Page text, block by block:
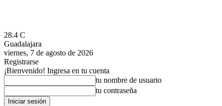
28.4 C
Guadalajara
viernes, 7 de agosto de 2026
Registrarse
¡Bienvenido! Ingresa en tu cuenta
tu nombre de usuario
tu contraseña